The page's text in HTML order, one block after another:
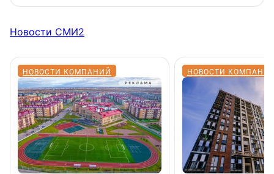
Новости СМИ2
НОВОСТИ КОМПАНИЙ НОВОСТИ